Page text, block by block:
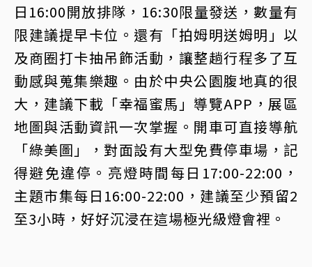
日16:00開放排隊，16:30限量發送，數量有
限建議提早卡位。還有「拍姆明送姆明」以
及商圈打卡抽吊飾活動，讓整趟行程多了互
動感與蒐集樂趣。由於中央公園腹地真的很
大，建議下載「幸福蜜馬」導覽APP，展區
地圖與活動資訊一次掌握。開車可直接導航
「綠美圖」，對面設有大型免費停車場，記
得避免違停。亮燈時間每日17:00-22:00，
主題市集每日16:00-22:00，建議至少預留2
至3小時，好好沉浸在這場極光級燈會裡。